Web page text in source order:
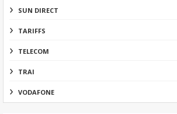
SUN DIRECT
TARIFFS
TELECOM
TRAI
VODAFONE